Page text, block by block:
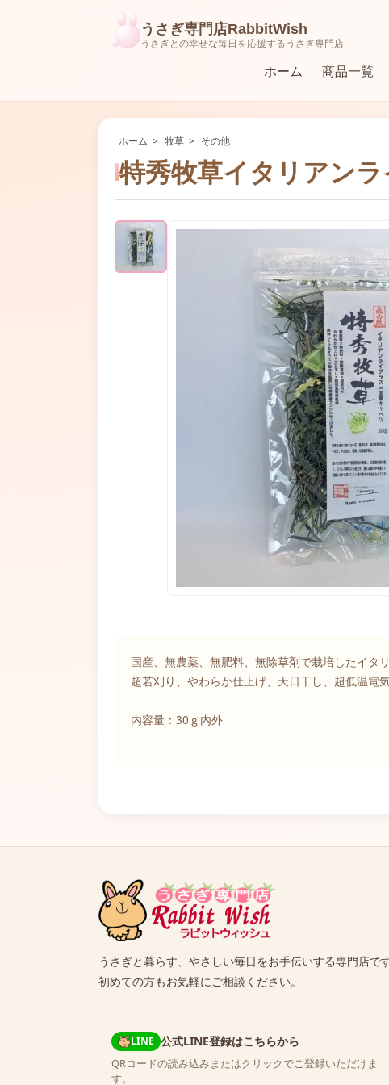
うさぎ専門店RabbitWish
うさぎとの幸せな毎日を応援するうさぎ専門店
ホーム 商品一覧
食器・牧草入れ・給水器
おもちゃ ハ
ホーム > 牧草 > その他
特秀牧草イタリアン
国産、無農薬、無肥料、無除草剤で栽培したイタ
超若刈り、やわらか仕上げ、天日干し、超低温電
内容量：30ｇ内外
うさぎと暮らす、やさしい毎日をお手伝いする専門店です
初めての方もお気軽にご相談ください。
LINE 公式LINE登録はこちらから
QRコードの読み込みまたはクリックでご登録いただけま
す。